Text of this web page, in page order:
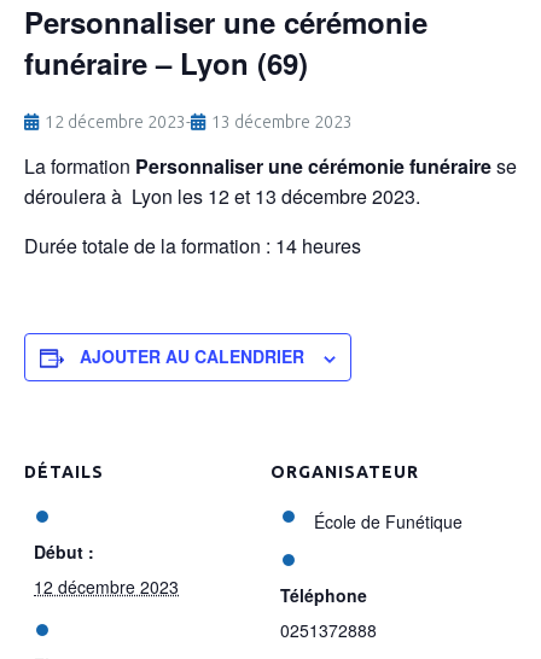
Personnaliser une cérémonie
funéraire – Lyon (69)
12 décembre 2023- 13 décembre 2023
La formation Personnaliser une cérémonie funérairese
déroulera à Lyon les 12 et 13 décembre 2023.
Durée totale de la formation : 14 heures
AJOUTER AU CALENDRIER
DÉTAILS
Début :
12 décembre 2023
ORGANISATEUR
École de Funétique
Téléphone
0251372888